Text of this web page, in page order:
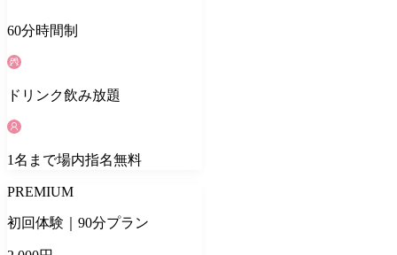
60分時間制
ドリンク飲み放題
1名 まで場内指名無料
PREMIUM
初回体験｜90分プラン